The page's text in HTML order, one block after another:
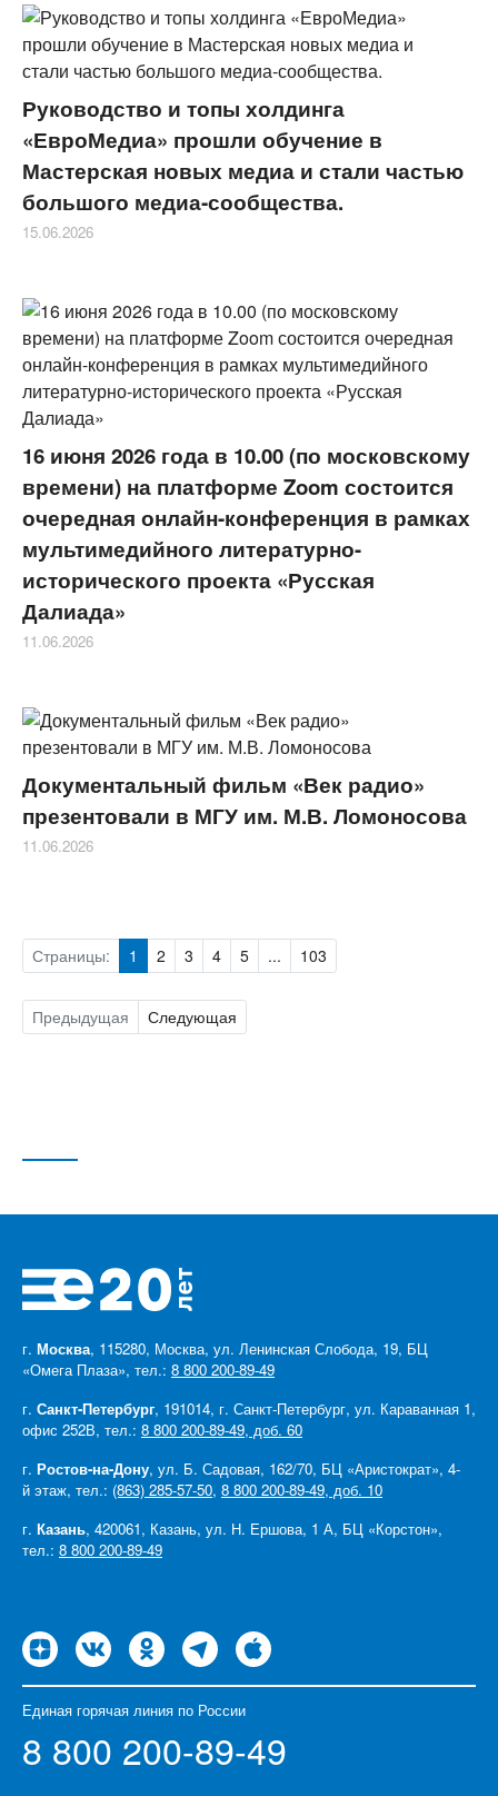
Руководство и топы холдинга
«ЕвроМедиа» прошли обучение в
Мастерская новых медиа и стали частью
большого медиа‑сообщества.
15.06.2026
16 июня 2026 года в 10.00 (по московскому
времени) на платформе Zoom состоится
очередная онлайн-конференция в рамках
мультимедийного литературно-
исторического проекта «Русская
Далиада»
11.06.2026
Документальный фильм «Век радио»
презентовали в МГУ им. М.В. Ломоносова
11.06.2026
Страницы: 1 2 3 4 5 ... 103
Предыдущая Следующая
г. Москва, 115280, Москва, ул. Ленинская Слобода, 19, БЦ
«Омега Плаза», тел.: 8 800 200-89-49
г. Санкт-Петербург, 191014, г. Санкт-Петербург, ул. Караванная 1,
офис 252В, тел.: 8 800 200-89-49, доб. 60
г. Ростов-на-Дону, ул. Б. Садовая, 162/70, БЦ «Аристократ», 4-
й этаж, тел.: (863) 285-57-50, 8 800 200-89-49, доб. 10
г. Казань, 420061, Казань, ул. Н. Ершова, 1 А, БЦ «Корстон»,
тел.: 8 800 200-89-49
Единая горячая линия по России
8 800 200-89-49